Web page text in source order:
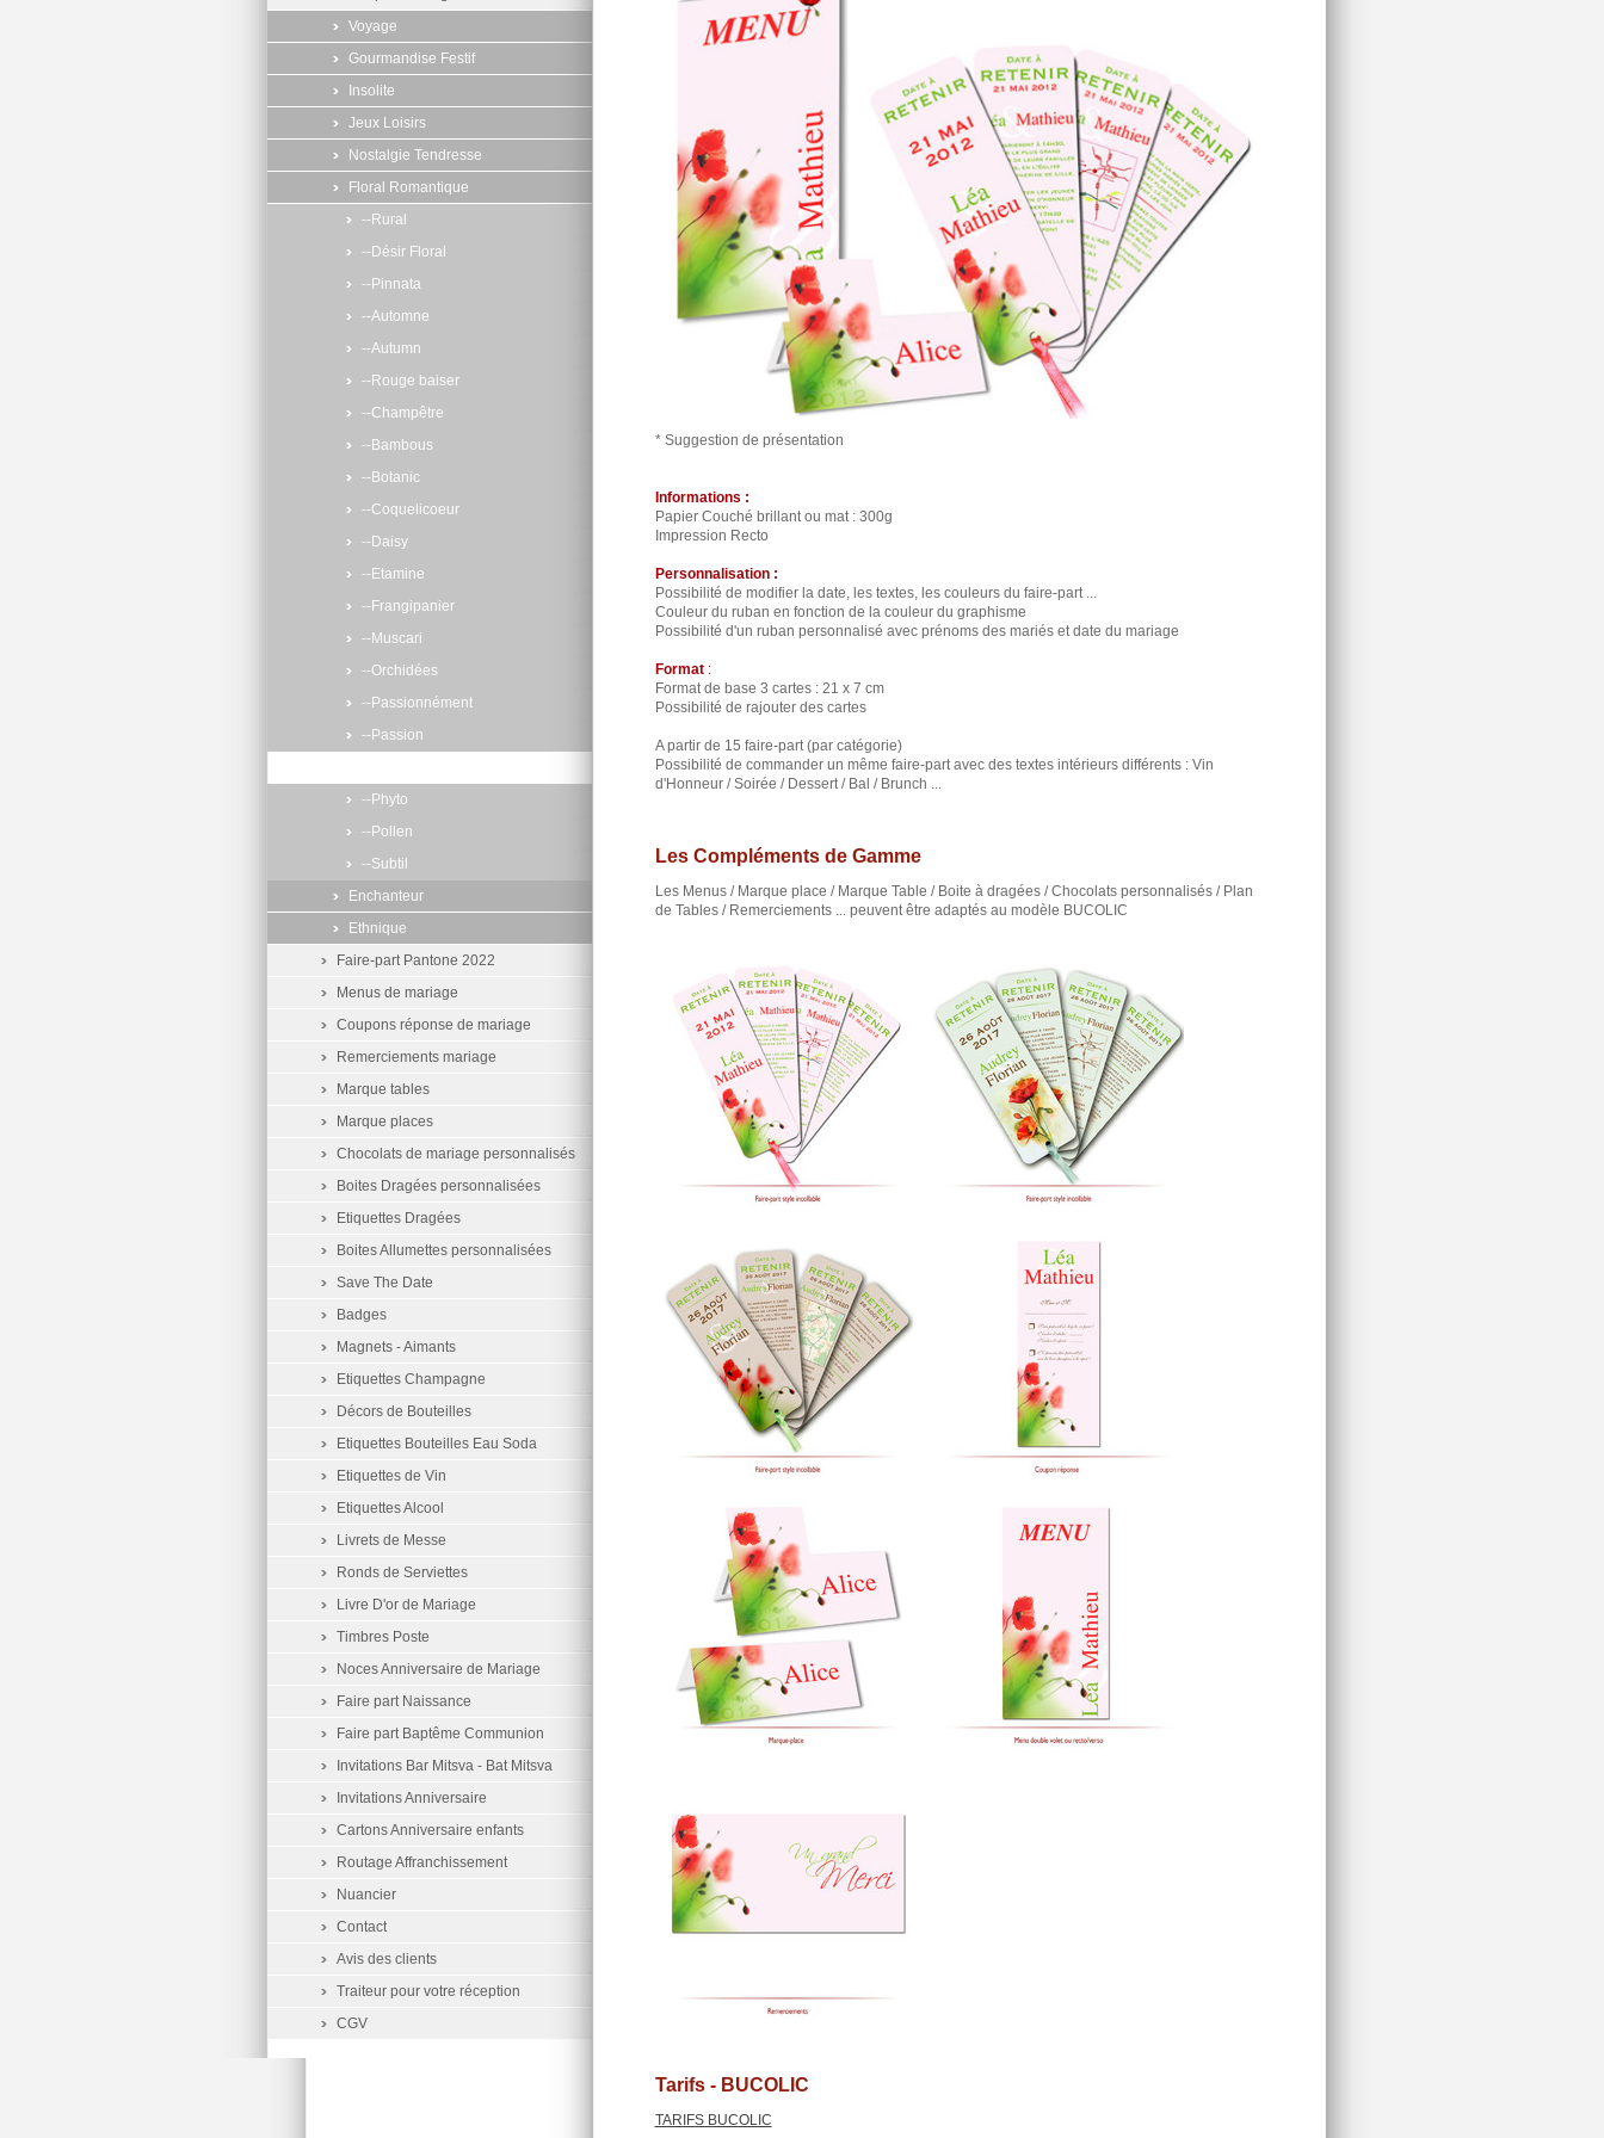
* Suggestion de présentation
Informations :
Papier Couché brillant ou mat : 300g
Impression Recto
Personnalisation :
Possibilité de modifier la date, les textes, les couleurs du faire-part ...
Couleur du ruban en fonction de la couleur du graphisme
Possibilité d'un ruban personnalisé avec prénoms des mariés et date du mariage
Format:
Format de base 3 cartes : 21 x 7 cm
Possibilité de rajouter des cartes
A partir de 15 faire-part (par catégorie)
Possibilité de commander un même faire-part avec des textes intérieurs différents : Vin
d'Honneur / Soirée / Dessert / Bal / Brunch ...
Les Compléments de Gamme
Les Menus / Marque place / Marque Table / Boite à dragées / Chocolats personnalisés / Plan
de Tables / Remerciements ... peuvent être adaptés au modèle BUCOLIC
Tarifs - BUCOLIC
TARIFS BUCOLIC
Voyage
Gourmandise Festif
Insolite
Jeux Loisirs
Nostalgie Tendresse
Floral Romantique
--Rural
--Désir Floral
--Pinnata
--Automne
--Autumn
--Rouge baiser
--Champêtre
--Bambous
--Botanic
--Coquelicoeur
--Daisy
--Etamine
--Frangipanier
--Muscari
--Orchidées
--Passionnément
--Passion
--Phyto
--Pollen
--Subtil
Enchanteur
Ethnique
Faire-part Pantone 2022
Menus de mariage
Coupons réponse de mariage
Remerciements mariage
Marque tables
Marque places
Chocolats de mariage personnalisés
Boites Dragées personnalisées
Etiquettes Dragées
Boites Allumettes personnalisées
Save The Date
Badges
Magnets - Aimants
Etiquettes Champagne
Décors de Bouteilles
Etiquettes Bouteilles Eau Soda
Etiquettes de Vin
Etiquettes Alcool
Livrets de Messe
Ronds de Serviettes
Livre D'or de Mariage
Timbres Poste
Noces Anniversaire de Mariage
Faire part Naissance
Faire part Baptême Communion
Invitations Bar Mitsva - Bat Mitsva
Invitations Anniversaire
Cartons Anniversaire enfants
Routage Affranchissement
Nuancier
Contact
Avis des clients
Traiteur pour votre réception
CGV